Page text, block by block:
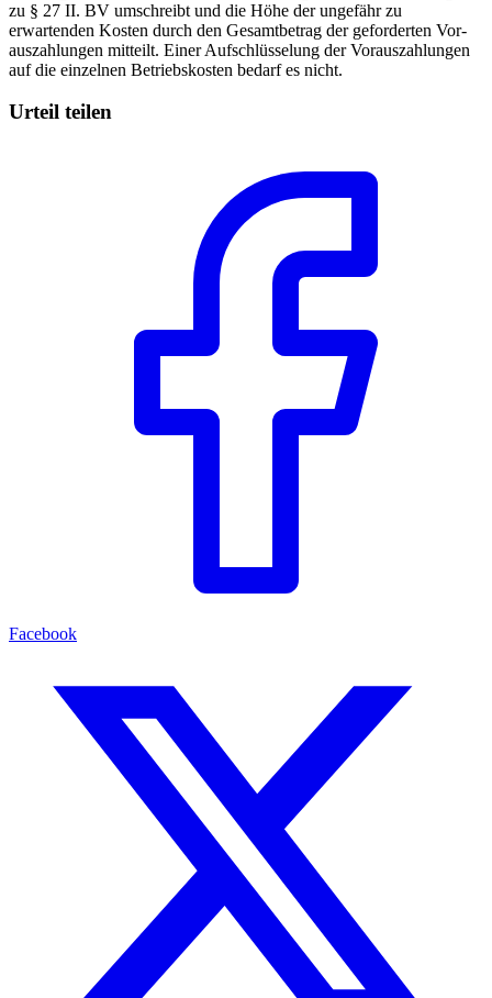
zu § 27 II. BV umschreibt und die Höhe der ungefähr zu
erwartenden Kosten durch den Gesamtbetrag der geforderten Vor-
auszahlungen mitteilt. Einer Aufschlüsselung der Vorauszahlungen
auf die einzelnen Betriebskosten bedarf es nicht.
Urteil teilen
Facebook